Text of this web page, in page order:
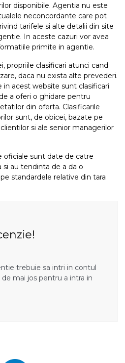
disponibile. Agentia nu este
neconcordante care pot
tarifele si alte detalii din site
In aceste cazuri vor avea
primite in agentie.
propriile clasificari atunci cand
daca nu exista alte prevederi.
in acest website sunt clasificari
a oferi o ghidare pentru
din oferta. Clasificarile
sunt, de obicei, bazate pe
si ale senior managerilor
oficiale sunt date de catre
au tendinta de a da o
standardele relative din tara
trebuie sa intri in contul
mai jos pentru a intra in